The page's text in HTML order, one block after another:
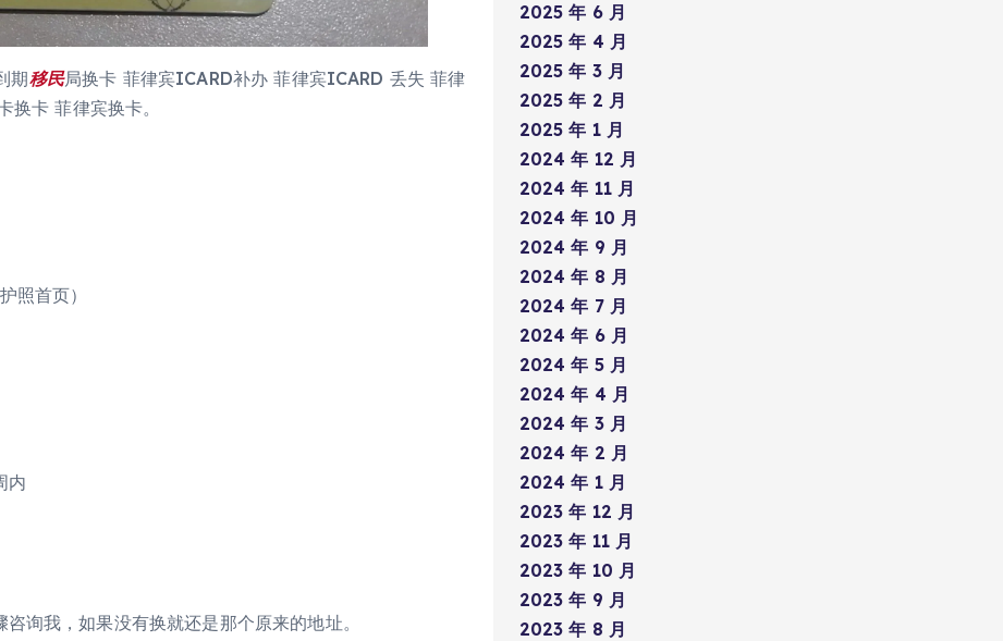
期移民局换卡 菲律宾ICARD补办 菲律宾ICARD 丢失 菲律
卡 菲律宾换卡。
照首页）
内
询我，如果没有换就还是那个原来的地址。
2025 年 6 月
2025 年 4 月
2025 年 3 月
2025 年 2 月
2025 年 1 月
2024 年 12 月
2024 年 11 月
2024 年 10 月
2024 年 9 月
2024 年 8 月
2024 年 7 月
2024 年 6 月
2024 年 5 月
2024 年 4 月
2024 年 3 月
2024 年 2 月
2024 年 1 月
2023 年 12 月
2023 年 11 月
2023 年 10 月
2023 年 9 月
2023 年 8 月